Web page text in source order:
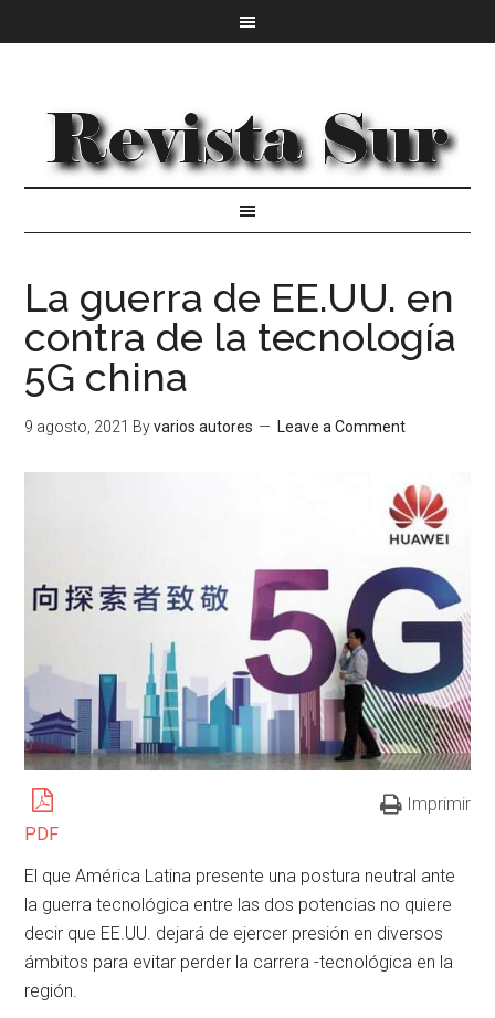
La guerra de EE.UU. en
contra de la tecnología
5G china
9 agosto, 2021 Byvarios autores Leave a Comment
PDF
Imprimir
El que América Latina presente una postura neutral ante
la guerra tecnológica entre las dos potencias no quiere
decir que EE.UU. dejará de ejercer presión en diversos
ámbitos para evitar perder la carrera -tecnológica en la
región.